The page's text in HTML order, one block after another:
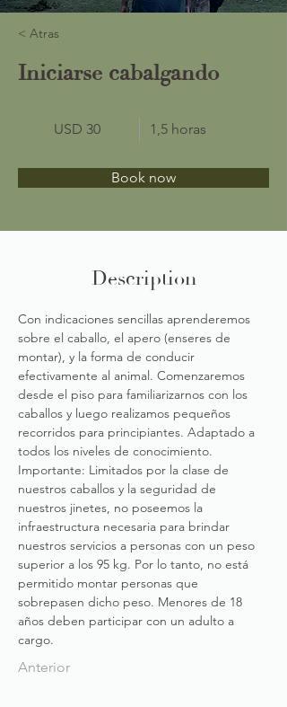
< Atras
Iniciarse cabalgando
USD 30 1,5 horas
Book now
Description
Con indicaciones sencillas aprenderemos
sobre el caballo, el apero (enseres de
montar), y la forma de conducir
efectivamente al animal. Comenzaremos
desde el piso para familiarizarnos con los
caballos y luego realizamos pequeños
recorridos para principiantes. Adaptado a
todos los niveles de conocimiento.
Importante: Limitados por la clase de
nuestros caballos y la seguridad de
nuestros jinetes, no poseemos la
infraestructura necesaria para brindar
nuestros servicios a personas con un peso
superior a los 95 kg. Por lo tanto, no está
permitido montar personas que
sobrepasen dicho peso. Menores de 18
años deben participar con un adulto a
cargo.
Anterior